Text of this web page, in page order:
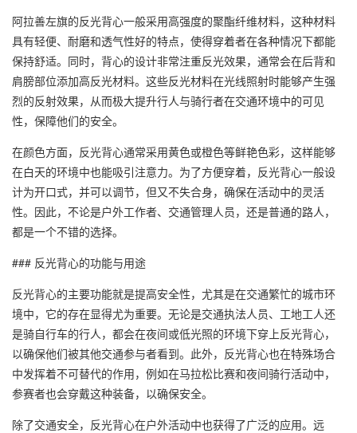
阿拉善左旗的反光背心一般采用高强度的聚酯纤维材料，这种材料
具有轻便、耐磨和透气性好的特点，使得穿着者在各种情况下都能
保持舒适。同时，背心的设计非常注重反光效果，通常会在后背和
肩膀部位添加高反光材料。这些反光材料在光线照射时能够产生强
烈的反射效果，从而极大提升行人与骑行者在交通环境中的可见
性，保障他们的安全。
在颜色方面，反光背心通常采用黄色或橙色等鲜艳色彩，这样能够
在白天的环境中也能吸引注意力。为了方便穿着，反光背心一般设
计为开口式，并可以调节，但又不失合身，确保在活动中的灵活
性。因此，不论是户外工作者、交通管理人员，还是普通的路人，
都是一个不错的选择。
### 反光背心的功能与用途
反光背心的主要功能就是提高安全性，尤其是在交通繁忙的城市环
境中，它的存在显得尤为重要。无论是交通执法人员、工地工人还
是骑自行车的行人，都会在夜间或低光照的环境下穿上反光背心，
以确保他们被其他交通参与者看到。此外，反光背心也在特殊场合
中发挥着不可替代的作用，例如在马拉松比赛和夜间骑行活动中，
参赛者也会穿戴这种装备，以确保安全。
除了交通安全，反光背心在户外活动中也获得了广泛的应用。远